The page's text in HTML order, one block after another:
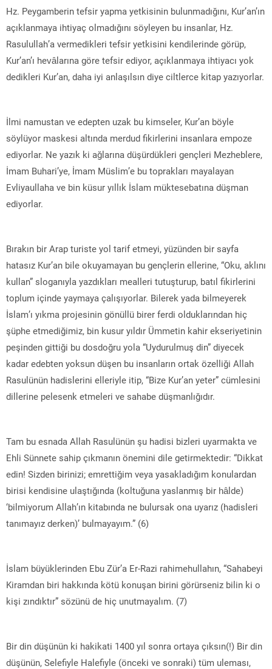
Hz. Peygamberin tefsir yapma yetkisinin bulunmadığını, Kur’an’ın
açıklanmaya ihtiyaç olmadığını söyleyen bu insanlar, Hz.
Rasulullah’a vermedikleri tefsir yetkisini kendilerinde görüp,
Kur’an’ı hevâlarına göre tefsir ediyor, açıklanmaya ihtiyacı yok
dedikleri Kur’an, daha iyi anlaşılsın diye ciltlerce kitap yazıyorlar.
İlmi namustan ve edepten uzak bu kimseler, Kur’an böyle
söylüyor maskesi altında merdud fikirlerini insanlara empoze
ediyorlar. Ne yazık ki ağlarına düşürdükleri gençleri Mezheblere,
İmam Buhari’ye, İmam Müslim’e bu toprakları mayalayan
Evliyaullaha ve bin küsur yıllık İslam müktesebatına düşman
ediyorlar.
Bırakın bir Arap turiste yol tarif etmeyi, yüzünden bir sayfa
hatasız Kur’an bile okuyamayan bu gençlerin ellerine, “Oku, aklını
kullan” sloganıyla yazdıkları mealleri tutuşturup, batıl fikirlerini
toplum içinde yaymaya çalışıyorlar. Bilerek yada bilmeyerek
İslam’ı yıkma projesinin gönüllü birer ferdi olduklarından hiç
şüphe etmediğimiz, bin kusur yıldır Ümmetin kahir ekseriyetinin
peşinden gittiği bu dosdoğru yola “Uydurulmuş din” diyecek
kadar edebten yoksun düşen bu insanların ortak özelliği Allah
Rasulünün hadislerini elleriyle itip, “Bize Kur’an yeter” cümlesini
dillerine pelesenk etmeleri ve sahabe düşmanlığıdır.
Tam bu esnada Allah Rasulünün şu hadisi bizleri uyarmakta ve
Ehli Sünnete sahip çıkmanın önemini dile getirmektedir: “Dikkat
edin! Sizden birinizi; emrettiğim veya yasakladığım konulardan
birisi kendisine ulaştığında (koltuğuna yaslanmış bir hâlde)
‘bilmiyorum Allah’ın kitabında ne bulursak ona uyarız (hadisleri
tanımayız derken)’ bulmayayım.” (6)
İslam büyüklerinden Ebu Zür’a Er-Razi rahimehullahın, “Sahabeyi
Kiramdan biri hakkında kötü konuşan birini görürseniz bilin ki o
kişi zındıktır” sözünü de hiç unutmayalım. (7)
Bir din düşünün ki hakikati 1400 yıl sonra ortaya çıksın(!) Bir din
düşünün, Selefiyle Halefiyle (önceki ve sonraki) tüm uleması,